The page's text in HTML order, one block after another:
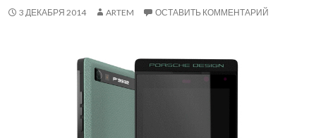
3 ДЕКАБРЯ 2014 ARTEM ОСТАВИТЬ КОММЕНТАРИЙ